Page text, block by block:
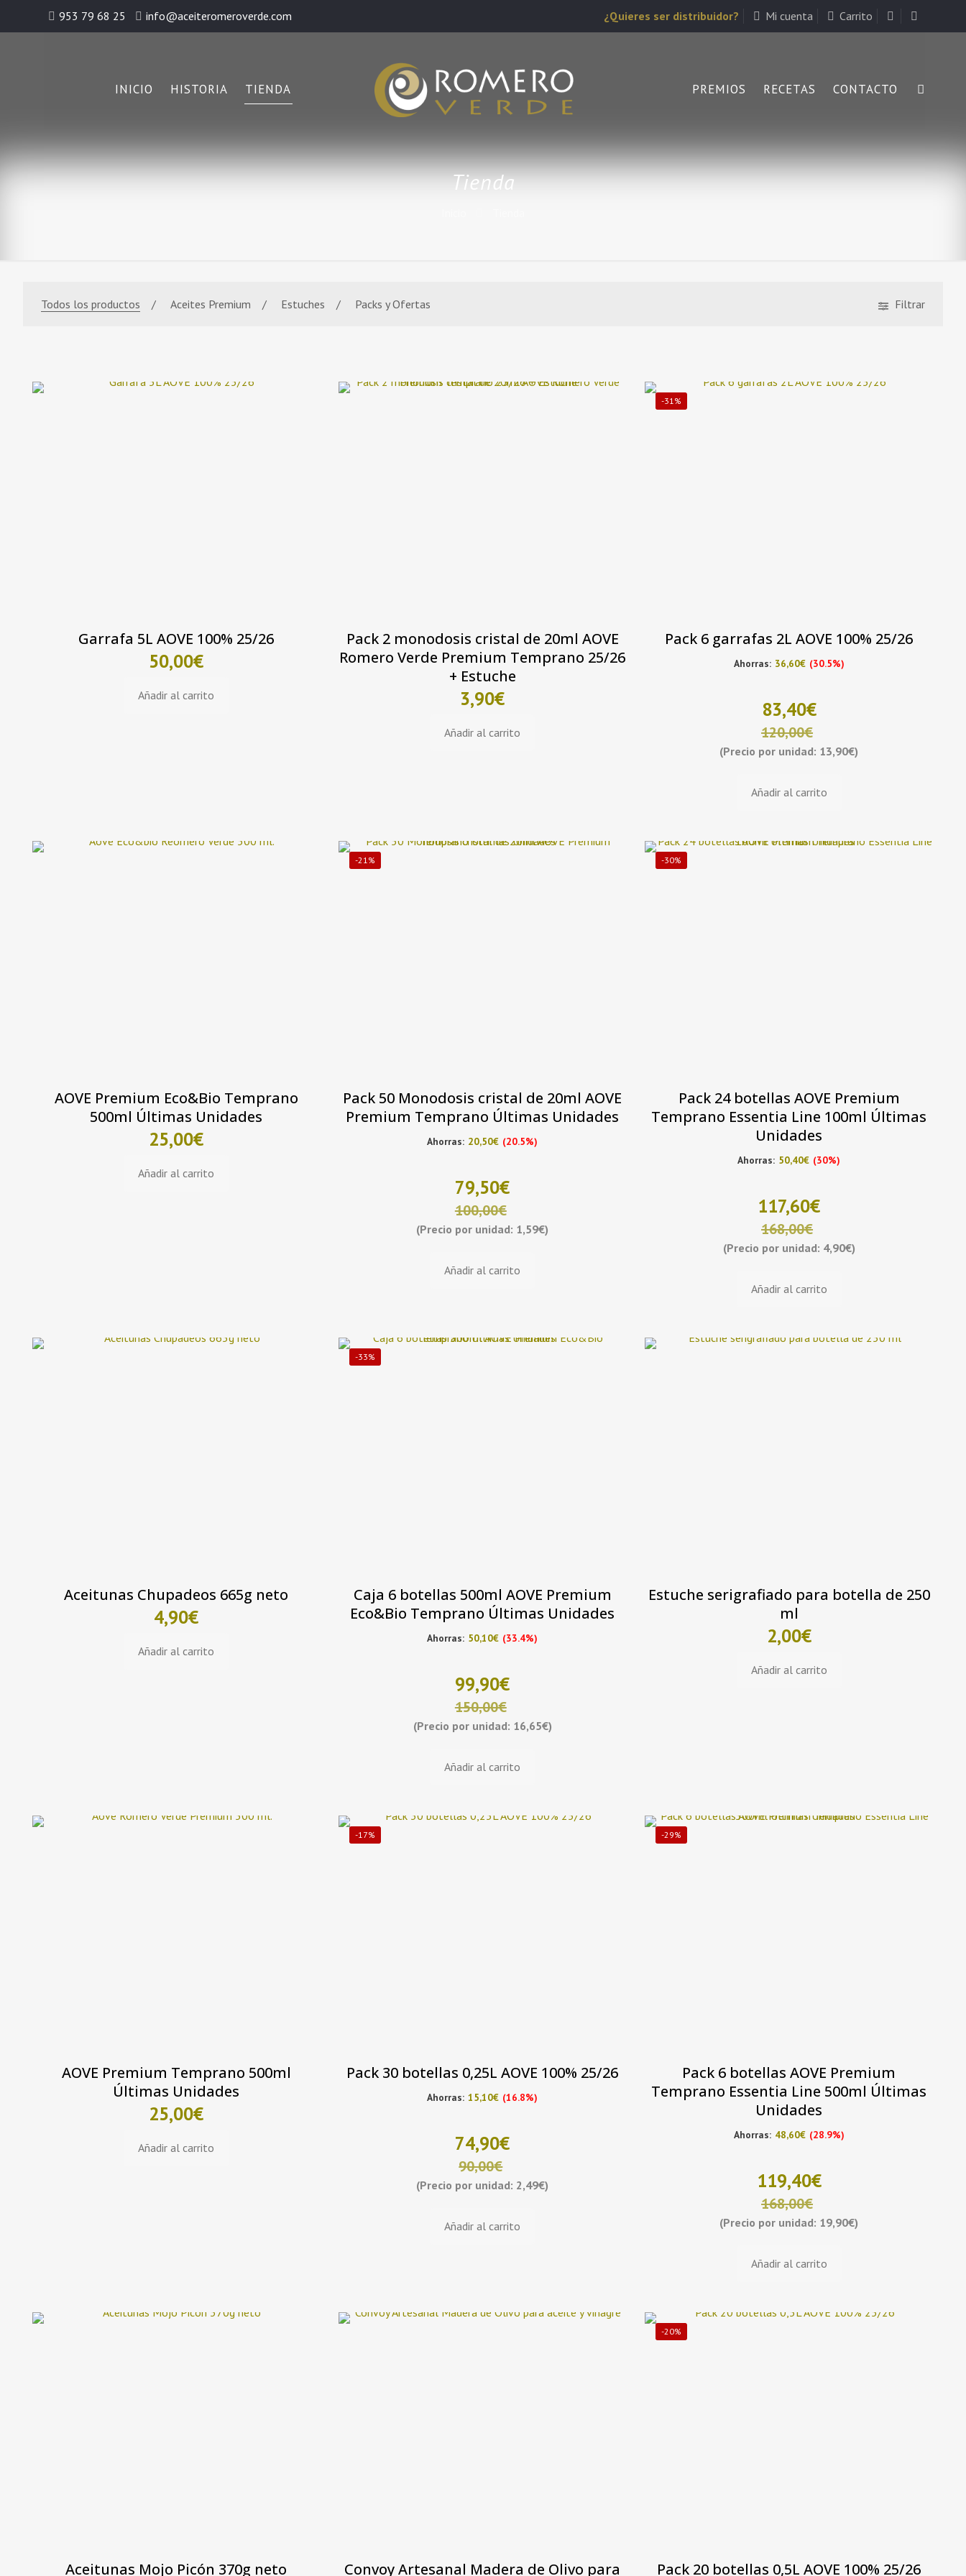
953 79 68 25 info@aceiteromeroverde.com ¿Quieres ser distribuidor? Mi cuenta Carrito
INICIO HISTORIA TIENDA PREMIOS RECETAS CONTACTO
Tienda
Filtrar
Todos los productos Aceites Premium Estuches Packs y Ofertas
Garrafa 5L AOVE 100% 25/26
50,00€
Añadir al carrito
Pack 2 monodosis cristal de 20ml AOVE
Romero Verde Premium Temprano 25/26
+ Estuche
3,90€
Añadir al carrito
-31%
Pack 6 garrafas 2L AOVE 100% 25/26
(Precio por unidad: 13,90€)
120,00€
era:
120,00€.
83,40€
es:
83,40€.
Ahorras: 36,60€ (30.5%)
Añadir al carrito
AOVE Premium Eco&Bio Temprano
500ml Últimas Unidades
25,00€
Añadir al carrito
-21%
Pack 50 Monodosis cristal de 20ml AOVE
Premium Temprano Últimas Unidades
(Precio por unidad: 1,59€)
100,00€
100,00€.
79,50€
79,50€.
Ahorras: 20,50€ (20.5%)
Añadir al carrito
-30%
Pack 24 botellas AOVE Premium
Temprano Essentia Line 100ml Últimas
Unidades
(Precio por unidad: 4,90€)
168,00€
era:
117,60€
es:
Ahorras: 50,40€ (30%)
Añadir al carrito
Aceitunas Chupadeos 665g neto
4,90€
Añadir al carrito
-33%
Caja 6 botellas 500ml AOVE Premium
Eco&Bio Temprano Últimas Unidades
(Precio por unidad: 16,65€)
150,00€
era:
150,00€.
99,90€
es:
99,90€.
Ahorras: 50,10€ (33.4%)
Añadir al carrito
Estuche serigrafiado para botella de 250
ml
2,00€
Añadir al carrito
AOVE Premium Temprano 500ml
Últimas Unidades
25,00€
Añadir al carrito
-17%
Pack 30 botellas 0,25L AOVE 100% 25/26
(Precio por unidad: 2,49€)
90,00€
74,90€
Ahorras: 15,10€ (16.8%)
Añadir al carrito
-29%
Pack 6 botellas AOVE Premium
Temprano Essentia Line 500ml Últimas
Unidades
(Precio por unidad: 19,90€)
168,00€
era:
168,00€.
119,40€
es:
119,40€.
Ahorras: 48,60€ (28.9%)
Añadir al carrito
Aceitunas Mojo Picón 370g neto Convoy Artesanal Madera de Olivo para
-20%
Pack 20 botellas 0,5L AOVE 100% 25/26